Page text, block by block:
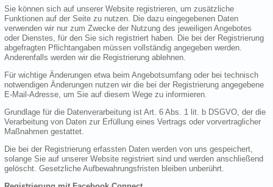
Sie können sich auf unserer Website registrieren, um zusätzliche
Funktionen auf der Seite zu nutzen. Die dazu eingegebenen Daten
verwenden wir nur zum Zwecke der Nutzung des jeweiligen Angebotes
oder Dienstes, für den Sie sich registriert haben. Die bei der Registrierung
abgefragten Pflichtangaben müssen vollständig angegeben werden.
Anderenfalls werden wir die Registrierung ablehnen.
Für wichtige Änderungen etwa beim Angebotsumfang oder bei technisch
notwendigen Änderungen nutzen wir die bei der Registrierung angegebene
E-Mail-Adresse, um Sie auf diesem Wege zu informieren.
Grundlage für die Datenverarbeitung ist Art. 6 Abs. 1 lit. b DSGVO, der die
Verarbeitung von Daten zur Erfüllung eines Vertrags oder vorvertraglicher
Maßnahmen gestattet.
Die bei der Registrierung erfassten Daten werden von uns gespeichert,
solange Sie auf unserer Website registriert sind und werden anschließend
gelöscht. Gesetzliche Aufbewahrungsfristen bleiben unberührt.